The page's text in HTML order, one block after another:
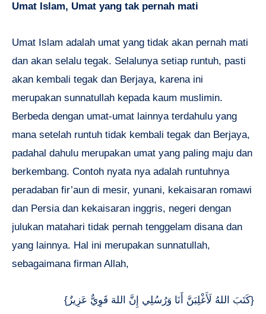
Umat Islam, Umat yang tak pernah mati
Umat Islam adalah umat yang tidak akan pernah mati
dan akan selalu tegak. Selalunya setiap runtuh, pasti
akan kembali tegak dan Berjaya, karena ini
merupakan sunnatullah kepada kaum muslimin.
Berbeda dengan umat-umat lainnya terdahulu yang
mana setelah runtuh tidak kembali tegak dan Berjaya,
padahal dahulu merupakan umat yang paling maju dan
berkembang. Contoh nyata nya adalah runtuhnya
peradaban fir’aun di mesir, yunani, kekaisaran romawi
dan Persia dan kekaisaran inggris, negeri dengan
julukan matahari tidak pernah tenggelam disana dan
yang lainnya. Hal ini merupakan sunnatullah,
sebagaimana firman Allah,
{كَتَبَ اللهُ لَأَغْلِبَنَّ أَنَا وَرُسُلِي إِنَّ اللهَ قَوِيٌّ عَزِيزٌ}